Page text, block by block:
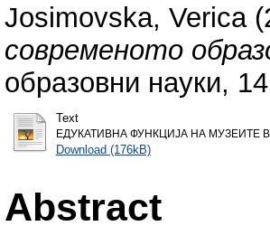
Josimovska, Verica
современото
образовни науки,
Text
ЕДУКАТИВНА ФУНКЦИЈА НА МУЗЕИТЕ
Download (176kB)
Abstract